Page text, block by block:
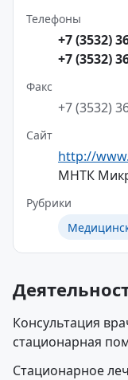
Телефоны
+7 (3532)
+7 (3532)
Факс
+7 (3532)
Сайт
http://
МНТК
Рубрики
Консультация
стационарная
Стационарное